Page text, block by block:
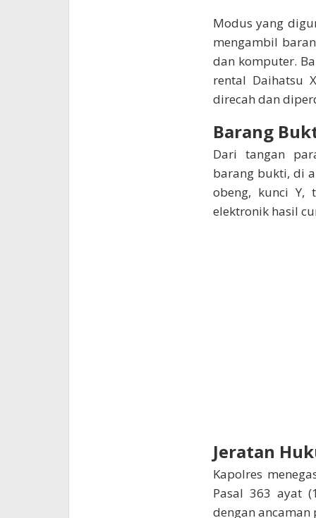
Modus yang
mengambil
dan komputer.
rental Daihatsu
direcah dan
Barang
Dari tangan
barang bukti, di
obeng, kunci Y,
elektronik hasil
Jeratan
Kapolres
Pasal 363 ayat
dengan